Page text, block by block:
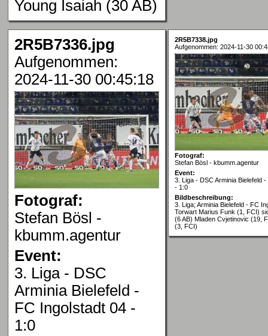
Young Isaiah (30 AB)
2R5B7336.jpg
Aufgenommen:
2024-11-30 00:45:18
Fotograf:
Stefan Bösl -
kbumm.agentur
Event:
3. Liga - DSC
Arminia Bielefeld -
FC Ingolstadt 04 -
1:0
2R5B7338.jpg
Aufgenommen: 2024-11-30
Fotograf:
Stefan Bösl - kbumm.agentur
Event:
3. Liga - DSC Arminia Bielefeld
- 1:0
Bildbeschreibung:
3. Liga; Arminia Bielefeld - FC
Torwart Marius Funk (1, FCI)
(6 AB) Mladen Cvjetinovic (19,
(3, FCI)